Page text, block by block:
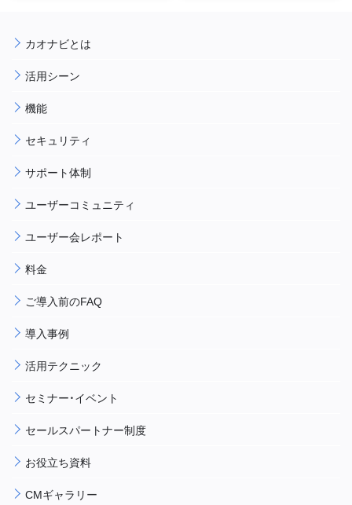
カオナビとは
活用シーン
機能
セキュリティ
サポート体制
ユーザーコミュニティ
ユーザー会レポート
料金
ご導入前のFAQ
導入事例
活用テクニック
セミナー・イベント
セールスパートナー制度
お役立ち資料
CMギャラリー